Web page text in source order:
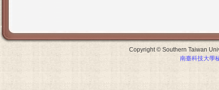
Copyright © Southern Taiwan
南臺科技大學